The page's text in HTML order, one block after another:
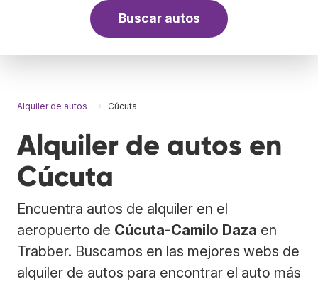
Buscar autos
Alquiler de autos Cúcuta
Alquiler de autos en
Cúcuta
Encuentra autos de alquiler en el
aeropuerto de Cúcuta-Camilo Daza en
Trabber. Buscamos en las mejores webs de
alquiler de autos para encontrar el auto más